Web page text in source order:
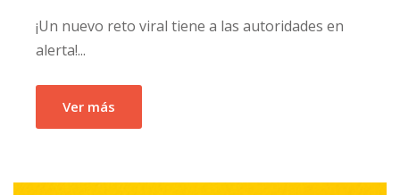
¡Un nuevo reto viral tiene a las autoridades en
alerta!...
Ver más